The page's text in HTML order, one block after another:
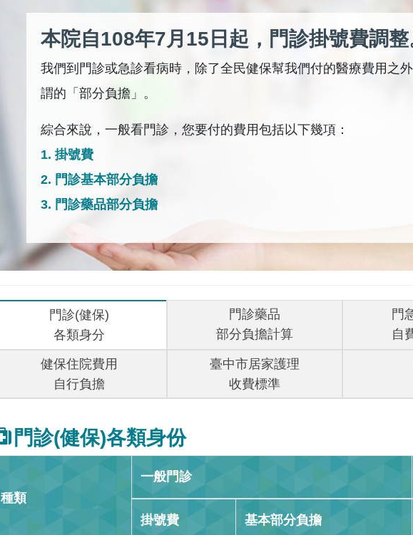
本院自108年7月15日起，門診掛號費調整
我們到門診或急診看病時，除了全民健保幫我們付的醫療費用之
謂的「部分負擔」。
綜合來說，一般看門診，您要付的費用包括以下幾項：
1. 掛號費
2. 門診基本部分負擔
3. 門診藥品部分負擔
門診(健保)
各類身分
門診藥品
部分負擔計算
門
自
健保住院費用
自行負擔
臺中市居家護理
收費標準
門診(健保)各類身份
種類
一般門診
掛號費 基本部分負擔